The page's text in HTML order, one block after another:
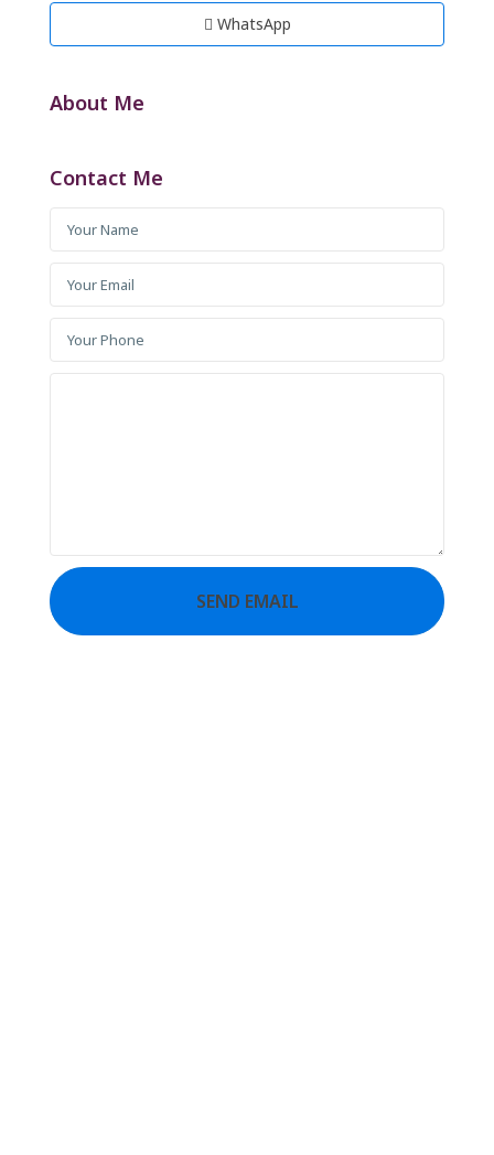
WhatsApp
About Me
Contact Me